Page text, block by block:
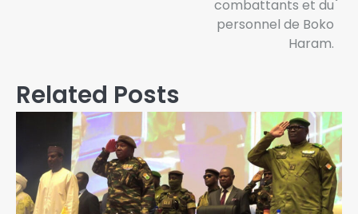
combattants et du
personnel de Boko
Haram.
Related Posts